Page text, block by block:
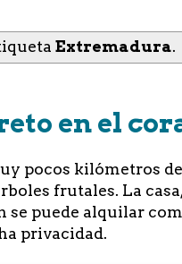
Extremadura.
en el
pocos kilómetros
frutales. La
puede alquilar
privacidad.